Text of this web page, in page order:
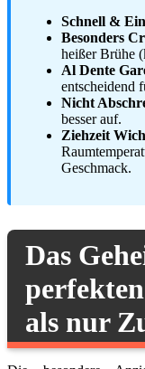
Schnell &
Besonders
heißer Brühe
Al Dente
entscheidend
Nicht
besser auf.
Ziehzeit
Geschmack.
Das
als nur